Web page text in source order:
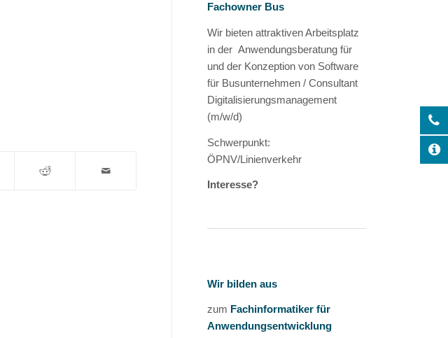
Fachowner Bus
Wir bieten attraktiven Arbeitsplatz
in der Anwendungsberatung für
und der Konzeption von Software
für Busunternehmen / Consultant
Digitalisierungsmanagement
(m/w/d)
Schwerpunkt:
ÖPNV/Linienverkehr
Interesse?
Wir bilden aus
zum Fachinformatiker für
Anwendungsentwicklung